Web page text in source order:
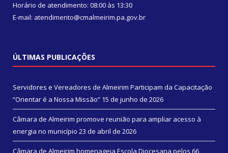
Horário de atendimento: 08:00 às 13:30
E-mail: atendimento@cmalmeirim.pa.gov.br
ÚLTIMAS PUBLICAÇÕES
Servidores e Vereadores de Almeirim Participam da Capacitação
“Orientar é a Nossa Missão” 15 de junho de 2026
Câmara de Almeirim promove reunião para ampliar acesso à
energia no município 23 de abril de 2026
Câmara de Almeirim homenageia Escola Diocesana pelos 66